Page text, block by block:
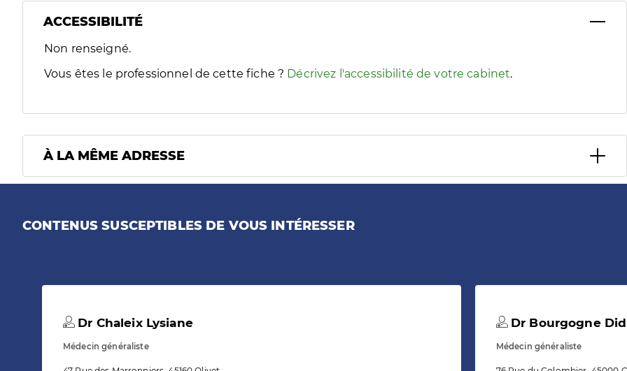
ACCESSIBILITÉ
Filtres
Sélectionnez un ou plusieurs handicaps/besoins spécifiques pour afficher les informations d'accessibilité associées
Non renseigné.
Vous êtes le professionnel de cette fiche ? Décrivez l'accessibilité de votre cabinet.
À LA MÊME ADRESSE
CONTENUS SUSCEPTIBLES DE VOUS INTÉRESSER
Dr Chaleix Lysiane
Médecin généraliste
Dr Bourgogne
Médecin généraliste